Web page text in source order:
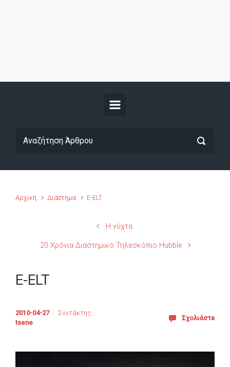
Αρχική Διάστημα E-ELT
H νύχτα
20 Χρόνια Διαστημικό Τηλεσκόπιο Hubble
E-ELT
2010-04-27
Συντάκτης
tsene
Σχολιάστε